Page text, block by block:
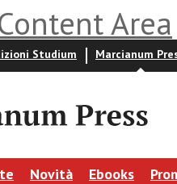
Area
Studium Marcianum
Novità Ebooks